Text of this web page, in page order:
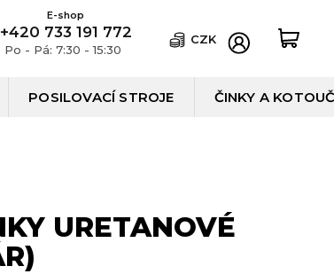
+420 733 191 772
Po - Pá: 7:30 - 15:30
CZK
POSILOVACÍ STROJE ČINKY A
URETANOVÉ